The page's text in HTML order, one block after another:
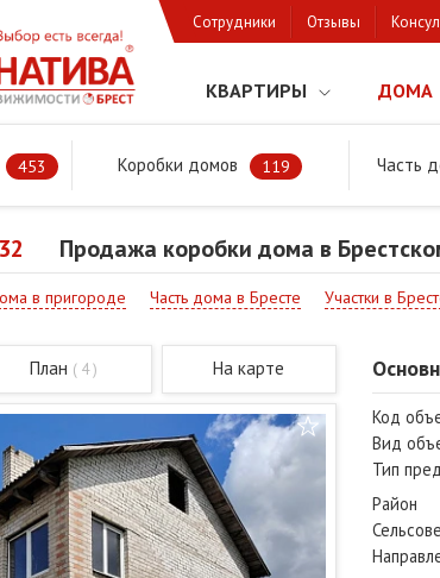
Сотрудники Отзывы
КВАРТИРЫ ДОМА
453 Коробки домов 119 Часть
Дома в Бресте и Брестском районе Продажа коробки
Продажа коробки дома в
в пригороде Часть дома в Бресте Участки в
План ( 4 ) На карте
Код
Вид
Тип
Район